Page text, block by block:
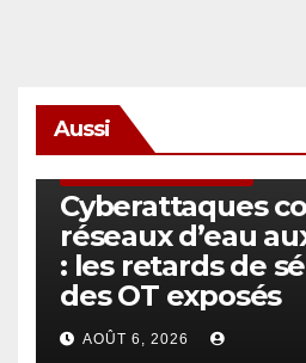
Aussi
Cyberattaques
réseaux d’eau
: les retards de
des OT exposés
AOÛT 6, 2026